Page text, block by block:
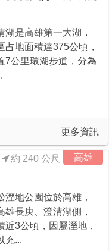
湖是高雄第一大湖，
占地面積達375公頃，
7公里環湖步道，分為
更多資訊
高雄
約 240 公尺
溼地公園位於高雄，
雄長庚、澄清湖側，
近3公頃，因屬溼地，
充...